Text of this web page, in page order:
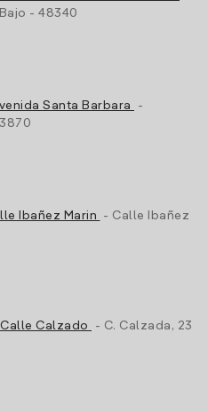
- 48340
Santa Barbara
-
Ibañez Marin
- Calle Ibañez
Calzado
- C. Calzada, 23